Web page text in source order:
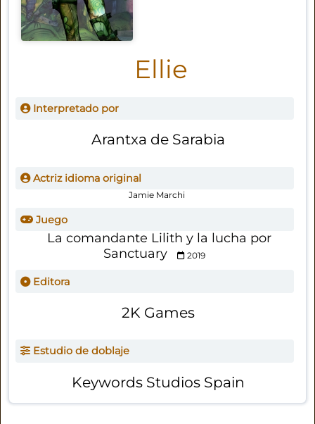
Ellie
Interpretado por
Arantxa de Sarabia
Actriz idioma original
Jamie Marchi
Juego
La comandante Lilith y la lucha por
Sanctuary
2019
Editora
2K Games
Estudio de doblaje
Keywords Studios Spain